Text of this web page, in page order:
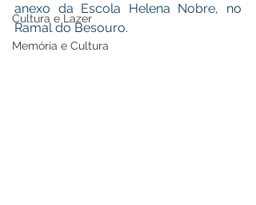
Cultura e Lazer
Memória e Cultura
anexo da Escola Helena Nobre, no
Ramal do Besouro.